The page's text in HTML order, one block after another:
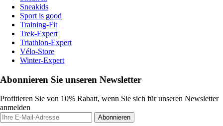
Sneakids
Sport is good
Training-Fit
Trek-Expert
Triathlon-Expert
Vélo-Store
Winter-Expert
Abonnieren Sie unseren Newsletter
Profitieren Sie von 10% Rabatt, wenn Sie sich für unseren Newsletter
anmelden
Abonnieren